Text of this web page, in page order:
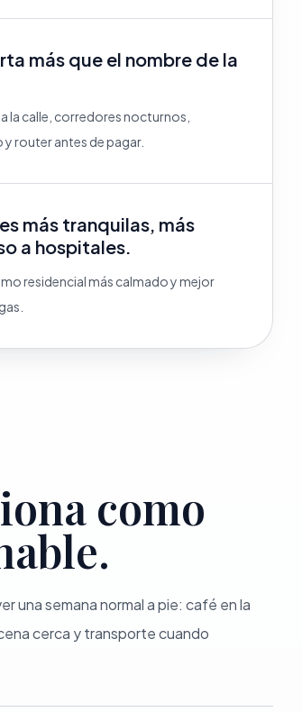
más que el nombre de la
la calle, corredores nocturnos,
router antes de pagar.
más tranquilas, más
a hospitales.
residencial más calmado y mejor
como
una semana normal a pie: café en la
cerca y transporte cuando